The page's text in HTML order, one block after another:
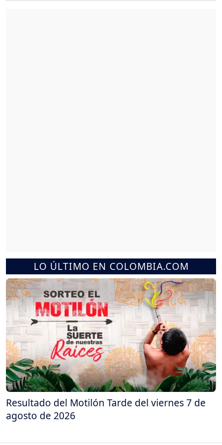
LO ÚLTIMO EN COLOMBIA.COM
Resultado del Motilón Tarde del viernes 7 de
agosto de 2026